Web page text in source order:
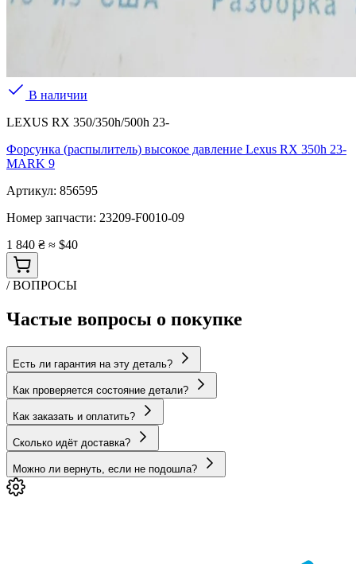
В наличии
LEXUS RX 350/350h/500h 23-
Форсунка (распылитель) высокое давление Lexus RX 350h 23-
MARK 9
Артикул: 856595
Номер запчасти: 23209-F0010-09
1 840 ₴ ≈ $40
/ ВОПРОСЫ
Частые вопросы о покупке
Есть ли гарантия на эту деталь?
Как проверяется состояние детали?
Как заказать и оплатить?
Сколько идёт доставка?
Можно ли вернуть, если не подошла?